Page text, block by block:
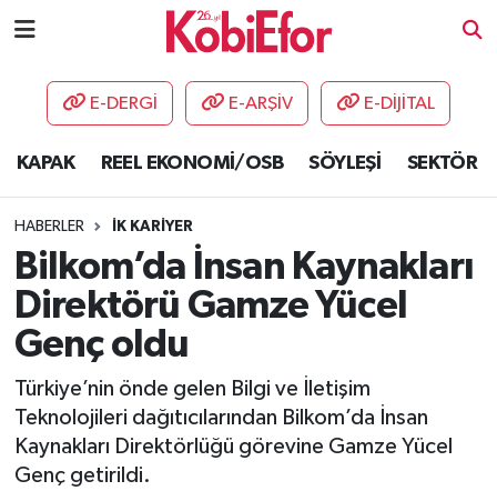
E-DERGİ E-ARŞİV E-DİJİTAL
KAPAK REEL EKONOMİ/OSB SÖYLEŞİ SEKTÖR
HABERLER İK KARİYER
Bilkom’da İnsan Kaynakları
Direktörü Gamze Yücel
Genç oldu
Türkiye’nin önde gelen Bilgi ve İletişim
Teknolojileri dağıtıcılarından Bilkom’da İnsan
Kaynakları Direktörlüğü görevine Gamze Yücel
Genç getirildi.
AKADEMİ
DESTEK-TEŞVİK
ETKİNLİK
GÜNCEL
HABERLER
KAPAK
OSB